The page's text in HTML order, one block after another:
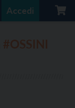
Accedi